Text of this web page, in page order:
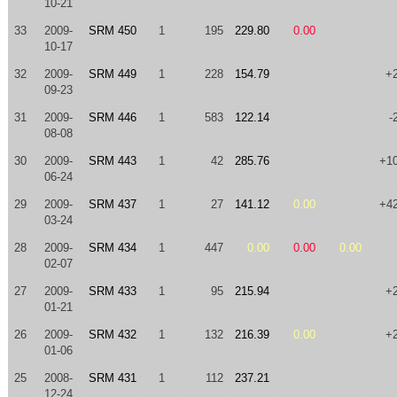
10-21
33
2009-
10-17
SRM 450 1 195 229.80 0.00
32
2009-
09-23
SRM 449 1 228 154.79
31
2009-
08-08
SRM 446 1 583 122.14 -
30
2009-
06-24
SRM 443 1 42 285.76
29
2009-
03-24
SRM 437 1 27 141.12 0.00
28
2009-
02-07
SRM 434 1 447 0.00 0.00 0.00
27
2009-
01-21
SRM 433 1 95 215.94
26
2009-
01-06
SRM 432 1 132 216.39 0.00
25
2008-
12-24
SRM 431 1 112 237.21